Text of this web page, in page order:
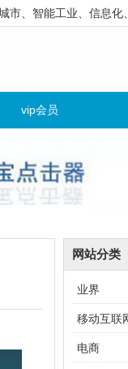
市、智能工业、信息
vip会员
网站分类
业界
移动互联
电商